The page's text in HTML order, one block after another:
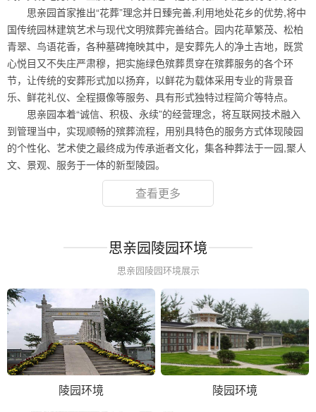
思亲园首家推出“花葬”理念并日臻完善,利用地处花乡的优势,将中
国传统园林建筑艺术与现代文明殡葬完善结合。园内花草繁茂、松柏
青翠、鸟语花香，各种墓碑掩映其中，是安葬先人的净土吉地，既赏
心悦目又不失庄严肃穆，把实施绿色殡葬贯穿在殡葬服务的各个环
节，让传统的安葬形式加以扬弃，以鲜花为载体采用专业的背景音
乐、鲜花礼仪、全程摄像等服务、具有形式独特过程简介等特点。
思亲园本着“诚信、积极、永续”的经营理念，将互联网技术融入
到管理当中，实现顺畅的殡葬流程，用别具特色的服务方式体现陵园
的个性化、艺术使之最终成为传承逝者文化，集各种葬法于一园,聚人
文、景观、服务于一体的新型陵园。
查看更多
思亲园陵园环境
思亲园陵园环境展示
陵园环境 陵园环境